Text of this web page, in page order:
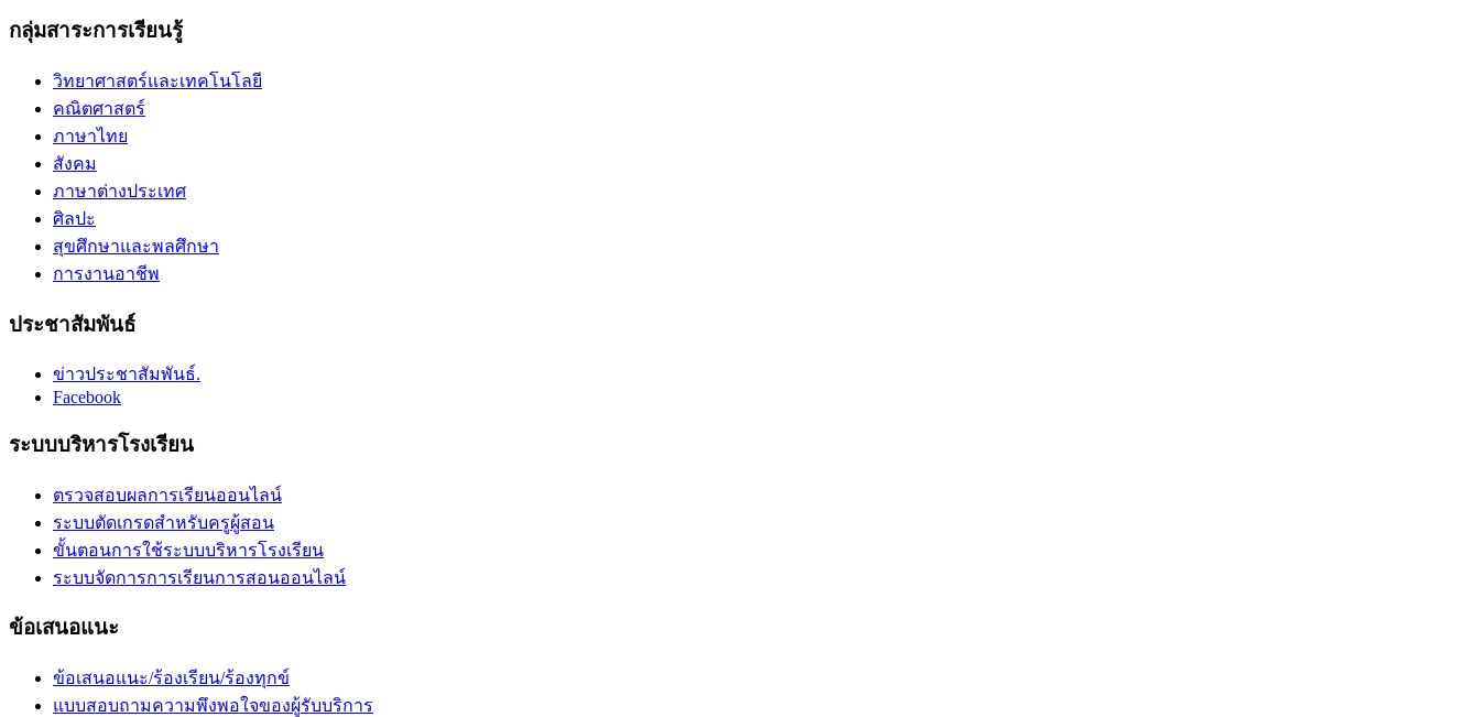
กลุ่มสาระการเรียนรู้
วิทยาศาสตร์และเทคโนโลยี
คณิตศาสตร์
ภาษาไทย
สังคม
ภาษาต่างประเทศ
ศิลปะ
สุขศึกษาและพลศึกษา
การงานอาชีพ
ประชาสัมพันธ์
ข่าวประชาสัมพันธ์.
Facebook
ระบบบริหารโรงเรียน
ตรวจสอบผลการเรียนออนไลน์
ระบบตัดเกรดสำหรับครูผู้สอน
ขั้นตอนการใช้ระบบบริหารโรงเรียน
ระบบจัดการการเรียนการสอนออนไลน์
ข้อเสนอแนะ
ข้อเสนอแนะ/ร้องเรียน/ร้องทุกข์
แบบสอบถามความพึงพอใจของผู้รับบริการ